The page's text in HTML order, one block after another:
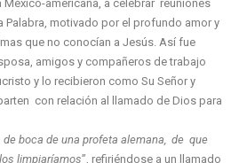
México-americana, a celebrar reuniones
Palabra, motivado por el profundo amor y
que no conocían a Jesús. Así fue
amigos y compañeros de trabajo
y lo recibieron como Su Señor y
con relación al llamado de Dios para
de boca de una profeta alemana, de que
limpiaríamos”, refiriéndose a un llamado